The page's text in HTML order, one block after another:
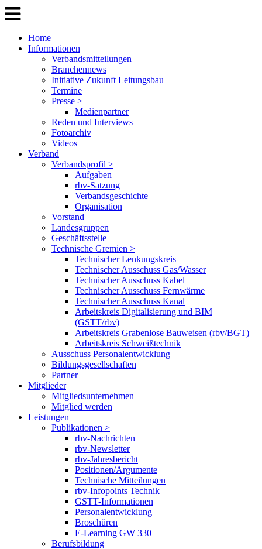
Home
Informationen
Verbandsmitteilungen
Branchennews
Initiative Zukunft Leitungsbau
Termine
Presse >
Medienpartner
Reden und Interviews
Fotoarchiv
Videos
Verband
Verbandsprofil >
Aufgaben
rbv-Satzung
Verbandsgeschichte
Organisation
Vorstand
Landesgruppen
Geschäftsstelle
Technische Gremien >
Technischer Lenkungskreis
Technischer Ausschuss Gas/Wasser
Technischer Ausschuss Kabel
Technischer Ausschuss Fernwärme
Technischer Ausschuss Kanal
Arbeitskreis Digitalisierung und BIM
(GSTT/rbv)
Arbeitskreis Grabenlose Bauweisen (rbv/BGT)
Arbeitskreis Schweißtechnik
Ausschuss Personalentwicklung
Bildungsgesellschaften
Partner
Mitglieder
Mitgliedsunternehmen
Mitglied werden
Leistungen
Publikationen >
rbv-Nachrichten
rbv-Newsletter
rbv-Jahresbericht
Positionen/Argumente
Technische Mitteilungen
rbv-Infopoints Technik
GSTT-Informationen
Personalentwicklung
Broschüren
E-Learning GW 330
Berufsbildung